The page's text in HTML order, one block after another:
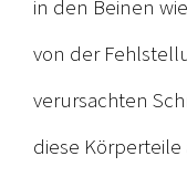
in den Beinen
von der
verursachten
diese Körperteile